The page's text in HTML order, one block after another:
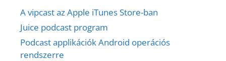
A vipcast az Apple iTunes Store-ban
Juice podcast program
Podcast applikációk Android operációs
rendszerre